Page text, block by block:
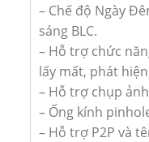
– Chế độ Ngày
sáng BLC.
– Hỗ trợ chức
lấy mất, phát
– Hỗ trợ chụp
– Ống kính
– Hỗ trợ P2P và